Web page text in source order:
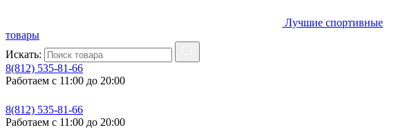
Лучшие спортивные
товары
Искать:
8(812) 535-81-66
Работаем с 11:00 до 20:00
8(812) 535-81-66
Работаем с 11:00 до 20:00